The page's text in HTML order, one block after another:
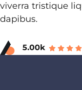
viverra tristique
dapibus.
5.00k